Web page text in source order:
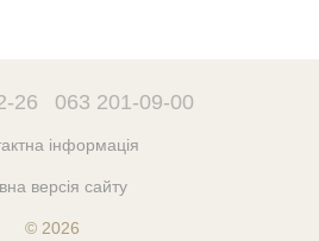
26 063 201-09-00
інформація
версія сайту
© 2026